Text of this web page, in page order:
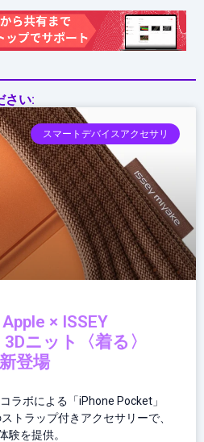
さい:
スマートデバイスアクセサリ
× ISSEY
ニット〈着る〉
登場
ラボによる「iPhone Pocket」
トラップ付きアクセサリーで、
験を提供。